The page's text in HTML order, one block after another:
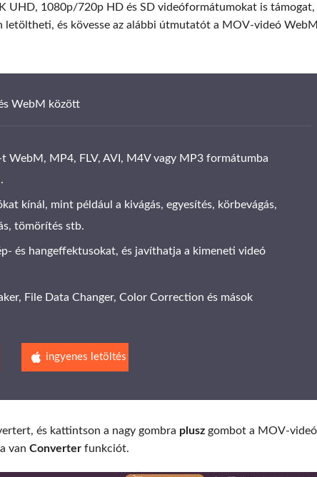
UHD, 1080p/720p HD és SD videóformátumokat is támogat,
letöltheti, és kövesse az alábbi útmutatót a MOV-videó
WebM között
WebM, MP4, FLV, AVI, M4V vagy MP3 formátumba
kínál, mint például a kivágás, egyesítés, körbevágás,
tömörítés stb.
és hangeffektusokat, és javíthatja a kimeneti videó
File Data Changer, Color Correction és mások
ingyenes letöltés
és kattintson a nagy gombra plusz gombot a MOV-videó
van Converter funkciót.